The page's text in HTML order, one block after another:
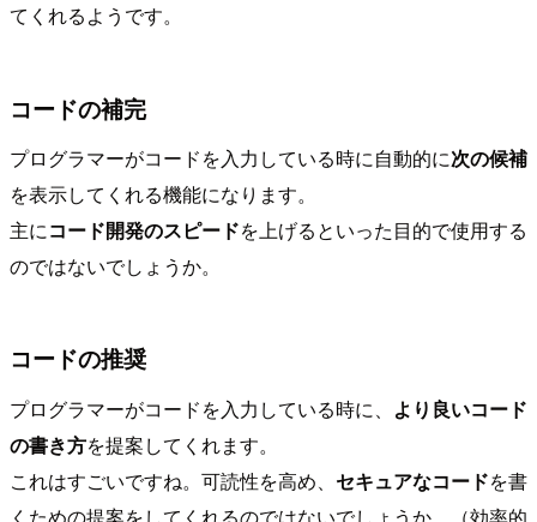
てくれるようです。
コードの補完
プログラマーがコードを入力している時に自動的に次の候補
を表示してくれる機能になります。
主にコード開発のスピードを上げるといった目的で使用する
のではないでしょうか。
コードの推奨
プログラマーがコードを入力している時に、 より良いコード
の書き方を提案してくれます。
これはすごいですね。可読性を高め、 セキュアなコードを書